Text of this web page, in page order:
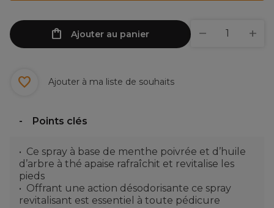
Ajouter au panier
Ajouter à ma liste de souhaits
Points clés
Ce spray à base de menthe poivrée et d’huile
d’arbre à thé apaise rafraîchit et revitalise les
pieds
Offrant une action désodorisante ce spray
revitalisant est essentiel à toute pédicure